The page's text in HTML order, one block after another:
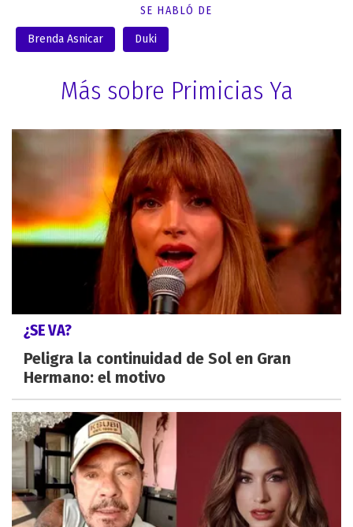
SE HABLÓ DE
Brenda Asnicar Duki
Más sobre Primicias Ya
¿SE VA?
Peligra la continuidad de Sol en Gran
Hermano: el motivo